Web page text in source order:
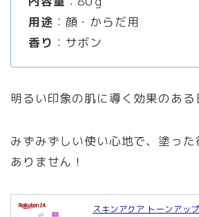
用途 ：顔・からだ用
香り ：サボン
明るい印象の肌に導く効果のある
みずみずしい使い心地で、塗っ
ありません！
スキンアクア トーンアッ